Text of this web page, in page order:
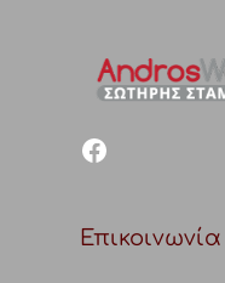
facebook
Επικοινωνία